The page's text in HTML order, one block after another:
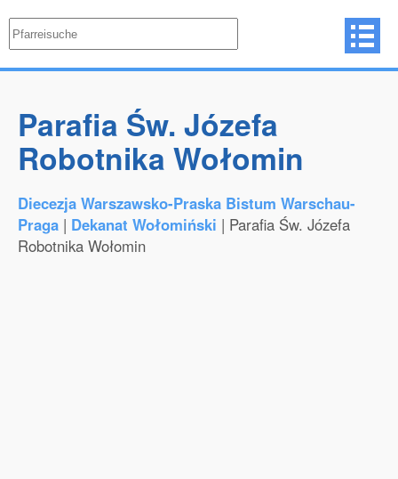
Parafia Św. Józefa
Robotnika Wołomin
Diecezja Warszawsko-Praska Bistum Warschau-
Praga | Dekanat Wołomiński | Parafia Św. Józefa
Robotnika Wołomin